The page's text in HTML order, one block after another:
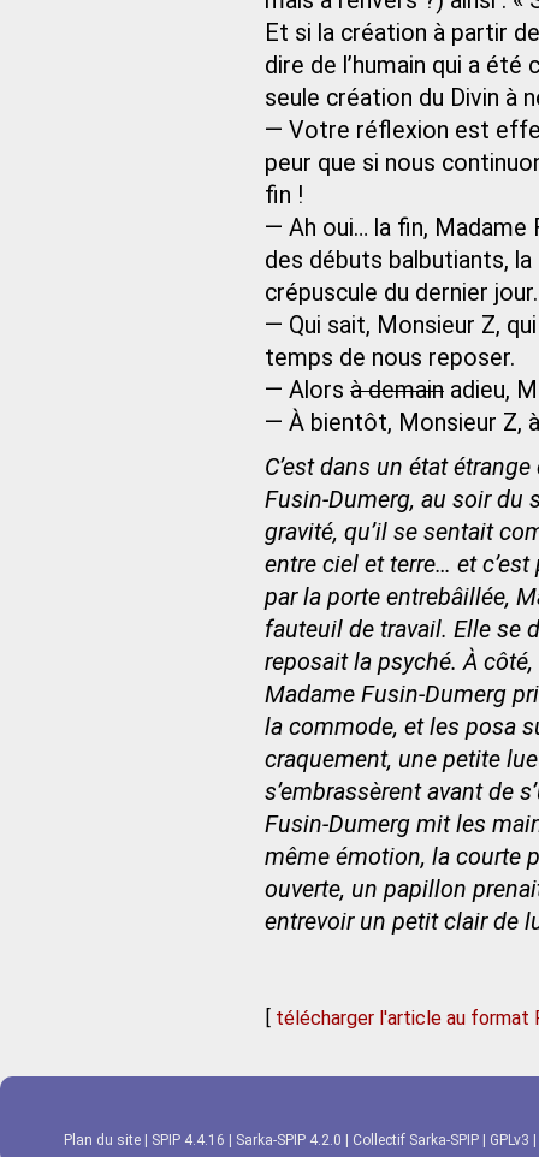
Et si la création à partir
dire de l’humain qui a été
seule création du Divin à
— Votre réflexion est
peur que si nous
fin !
— Ah oui… la fin, Madame
des débuts balbutiants,
crépuscule du dernier
— Qui sait, Monsieur Z,
temps de nous reposer.
— Alors à demain adieu,
— À bientôt, Monsieur Z,
C’est dans un état
Fusin-Dumerg, au soir du
gravité, qu’il se sentait
entre ciel et terre… et
par la porte entrebâillée,
fauteuil de travail. Elle se
reposait la psyché. À
Madame Fusin-Dumerg
la commode, et les posa
craquement, une petite
s’embrassèrent avant de
Fusin-Dumerg mit les
même émotion, la courte
ouverte, un papillon
entrevoir un petit clair de
[ télécharger l'article au format
Plan du site SPIP 4.4.16 Sarka-SPIP 4.2.0 Collectif Sarka-SPIP GPLv3